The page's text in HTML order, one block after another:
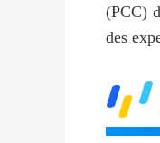
(PCC)
des